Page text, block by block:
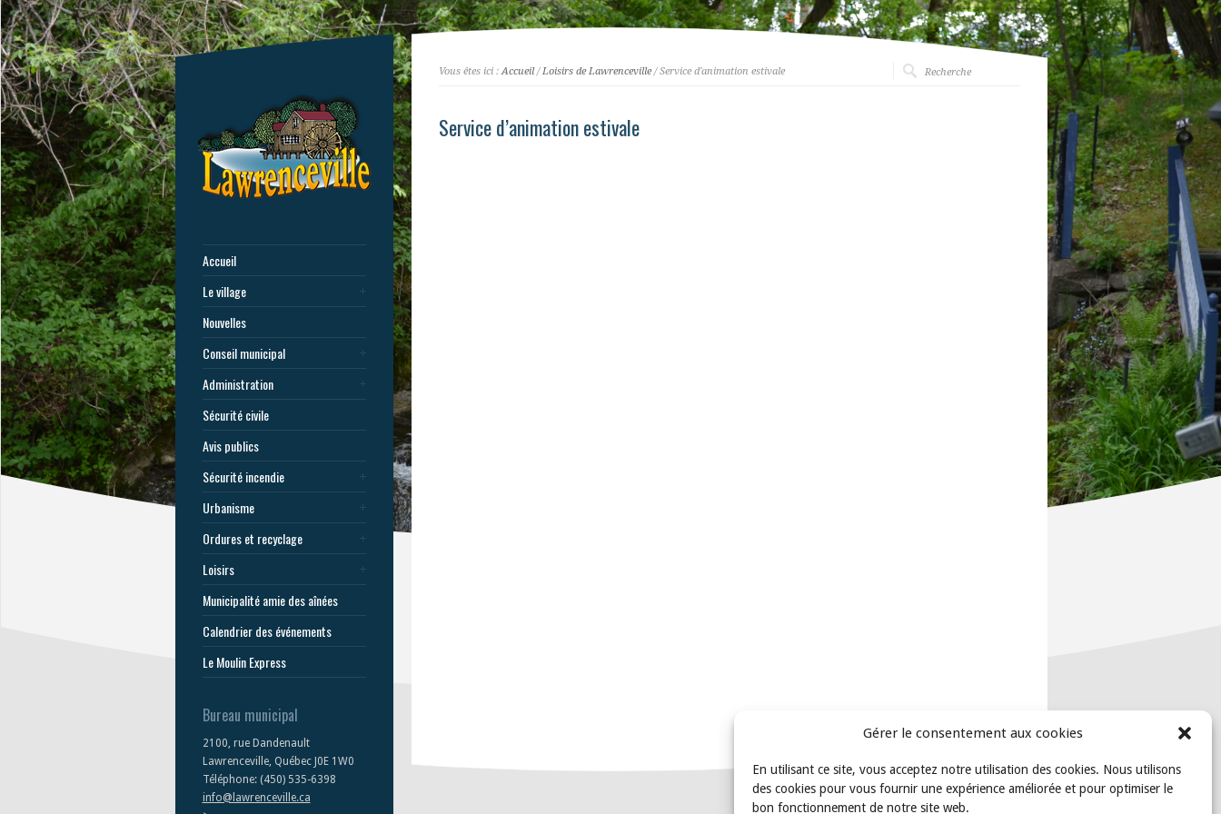
Gérer le consentement aux cookies
En utilisant ce site, vous acceptez notre utilisation des cookies. Nous utilisons
des cookies pour vous fournir une expérience améliorée et pour optimiser le
bon fonctionnement de notre site web.
Accueil
Le village
Nouvelles
Conseil municipal
Administration
Sécurité civile
Avis publics
Sécurité incendie
Urbanisme
Ordures et recyclage
Loisirs
Municipalité amie des aînées
Calendrier des événements
Le Moulin Express
Bureau municipal
2100, rue Dandenault
Lawrenceville, Québec J0E 1W0
Téléphone: (450) 535-6398
info@lawrenceville.ca
Vous êtes ici :Accueil/Loisirs de Lawrenceville/ Service d'animation estivale
Service d’animation estivale